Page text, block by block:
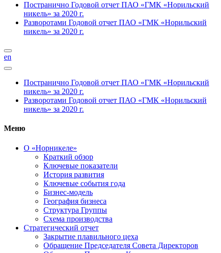
Постранично Годовой отчет ПАО «ГМК «Норильский
никель» за 2020 г.
Разворотами Годовой отчет ПАО «ГМК «Норильский
никель» за 2020 г.
en
Постранично Годовой отчет ПАО «ГМК «Норильский
никель» за 2020 г.
Разворотами Годовой отчет ПАО «ГМК «Норильский
никель» за 2020 г.
Меню
О «Норникеле»
Краткий обзор
Ключевые показатели
История развития
Ключевые события года
Бизнес-модель
География бизнеса
Структура Группы
Схема производства
Стратегический отчет
Закрытие плавильного цеха
Обращение Председателя Совета Директоров